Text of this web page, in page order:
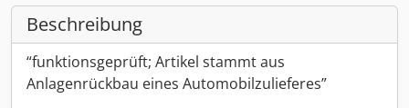
Beschreibung
“funktionsgeprüft; Artikel stammt aus
Anlagenrückbau eines Automobilzulieferes”